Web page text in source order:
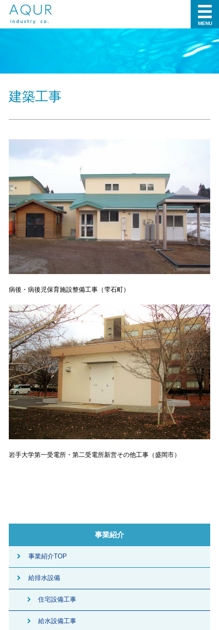
建築工事
病後・病後児保育施設整備工事（雫石町）
岩手大学第一受電所・第二受電所新営その他工事（盛岡市）
事業紹介
事業紹介TOP
給排水設備
住宅設備工事
給水設備工事
MENU